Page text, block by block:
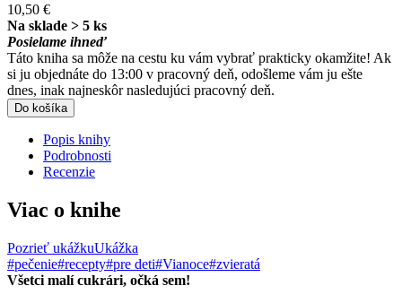
10,50 €
Na sklade > 5 ks
Posielame ihneď
Táto kniha sa môže na cestu ku vám vybrať prakticky okamžite! Ak
si ju objednáte do 13:00 v pracovný deň, odošleme vám ju ešte
dnes, inak najneskôr nasledujúci pracovný deň.
Do košíka
Popis knihy
Podrobnosti
Recenzie
Viac o knihe
Pozrieť ukážkuUkážka
#pečenie#recepty#pre deti#Vianoce#zvieratá
Všetci malí cukrári, očká sem!